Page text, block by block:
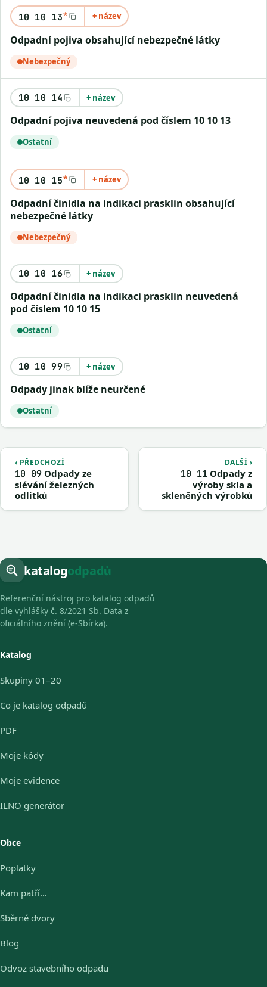
10 10 13* + název
Odpadní pojiva obsahující nebezpečné látky
Nebezpečný
10 10 14 + název
Odpadní pojiva neuvedená pod číslem 10 10 13
Ostatní
10 10 15* + název
Odpadní činidla na indikaci prasklin obsahující
nebezpečné látky
Nebezpečný
10 10 16 + název
Odpadní činidla na indikaci prasklin neuvedená
pod číslem 10 10 15
Ostatní
10 10 99 + název
Odpady jinak blíže neurčené
Ostatní
‹ PŘEDCHOZÍ
10 09 Odpady ze
slévání železných
odlitků
DALŠÍ ›
10 11 Odpady z
výroby skla a
skleněných výrobků
katalogodpadů
Referenční nástroj pro katalog odpadů
dle vyhlášky č. 8/2021 Sb. Data z
oficiálního znění (e-Sbírka).
Katalog
Skupiny 01–20
Co je katalog odpadů
PDF
Moje kódy
Moje evidence
ILNO generátor
Obce
Poplatky
Kam patří…
Sběrné dvory
Blog
Odvoz stavebního odpadu